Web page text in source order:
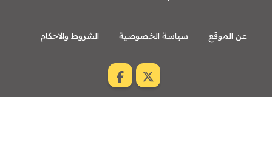
عن الموقع سياسة الخصوصية الشروط والاحكام